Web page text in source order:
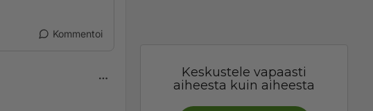
Kommentoi
Keskustele vapaasti
aiheesta kuin aiheesta